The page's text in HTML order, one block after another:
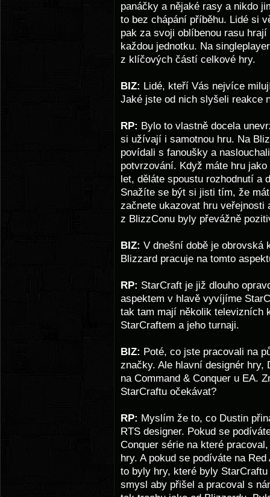
panáčky a nějaké rasy a nikdo
to bez chápání příběhu. Lidé si
pak za svoji oblíbenou rasu
každou jednotku. Na
z klíčových částí celkové hry.
BIZ: Lidé, kteří Vás nejvíce
Jaké jste od nich slyšeli reakce
RP: Bylo to vlastně docela
si užívají i samotnou hru. Na
povídali s fanoušky a
potvrzování. Když máte hru
let, děláte spoustu rozhodnutí a
Snažíte se být si jisti tím, že
začnete ukazovat hru
z BlizzConu byly převážně
BIZ: V dnešní době je obrovská
Blizzard pracuje na tomto
RP: StarCraft je již dlouho
aspektem v hlavě vyvíjíme
tak tam mají několik televizních
StarCraftem a jeho turnaji.
BIZ: Poté, co jste pracovali na
značky. Ale hlavní designér hry,
na Command & Conquer u EA.
StarCraftu očekávat?
RP: Myslím že to, co Dustin
RTS designer. Pokud se
Conquer série na které
hry. A pokud se podíváte na
to byly hry, které byly
smysl aby přišel a pracoval s